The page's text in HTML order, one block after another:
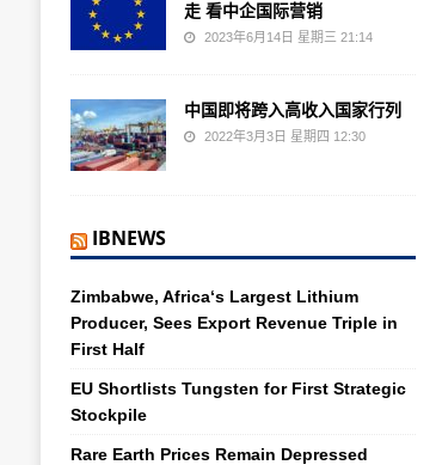
走 看中企国际营销
2023年6月14日 星期三 21:14
中国即将跨入高收入国家行列
2022年3月3日 星期四 12:30
IBNEWS
Zimbabwe, Africa‘s Largest Lithium
Producer, Sees Export Revenue Triple in
First Half
EU Shortlists Tungsten for First Strategic
Stockpile
Rare Earth Prices Remain Depressed